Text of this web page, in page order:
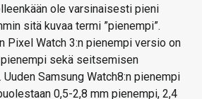
ole varsinaisesti pieni
sitä kuvaa termi ”pienempi”.
Pixel Watch 3:n pienempi versio on
pienempi sekä seitsemisen
Samsung Watch8:n pienempi
0,5-2,8 mm pienempi, 2,4